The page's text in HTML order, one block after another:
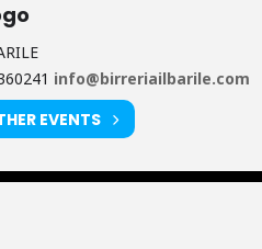
info@birreriailbarile.com
EVENTS